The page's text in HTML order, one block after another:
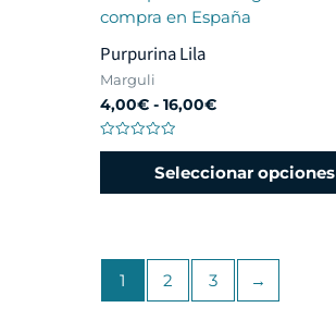
Purpurina Lila
Marguli
4,00€ - 16,00€
Valorado
Seleccionar opciones
1 2 3 →